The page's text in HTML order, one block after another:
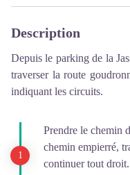
Description
Depuis le parking de la
traverser la route
indiquant les circuits.
Prendre le chemin
chemin empierré,
continuer tout